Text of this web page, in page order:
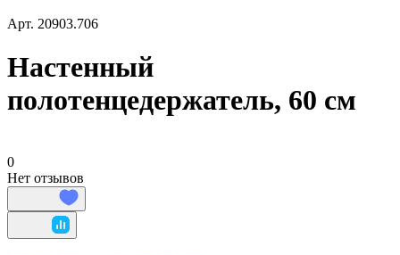
Арт. 20903.706
Настенный
полотенцедержатель, 60 см
0
Нет отзывов